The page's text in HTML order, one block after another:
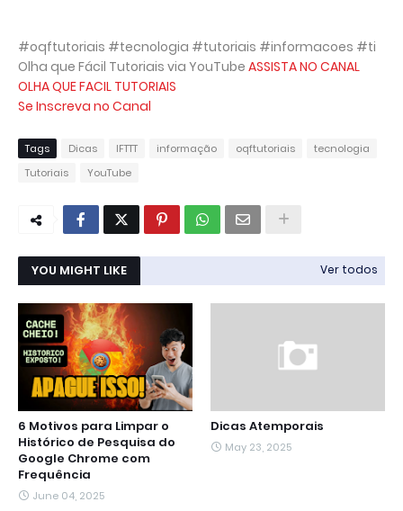
#oqftutoriais #tecnologia #tutoriais #informacoes #ti
Olha que Fácil Tutoriais via YouTube ASSISTA NO CANAL
OLHA QUE FACIL TUTORIAIS
Se Inscreva no Canal
Tags Dicas IFTTT informação oqftutoriais
tecnologia
Tutoriais
YouTube
YOU MIGHT LIKE Ver todos
6 Motivos para Limpar o
Histórico de Pesquisa do
Google Chrome com
Frequência
June 04, 2025
Dicas Atemporais
May 23, 2025